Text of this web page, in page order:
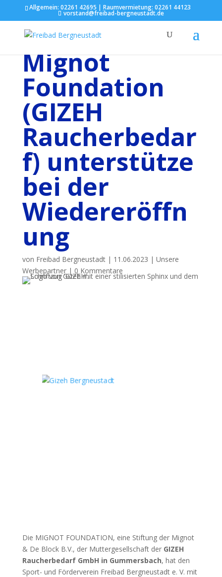
Allgemein: 02261 42695 | Raumvermietung: 02261 44123
vorstand@freibad-bergneustadt.de
Mignot
Foundation
(GIZEH
Raucherbedar
f) unterstütze
bei der
Wiedereröffn
ung
von Freibad Bergneustadt| 11.06.2023 | Unsere
Werbepartner| 0 Kommentare
Die MIGNOT FOUNDATION, eine Stiftung der Mignot
& De Block B.V., der Muttergesellschaft der GIZEH
Raucherbedarf GmbH in Gummersbach, hat den
Sport- und Förderverein Freibad Bergneustadt e. V. mit